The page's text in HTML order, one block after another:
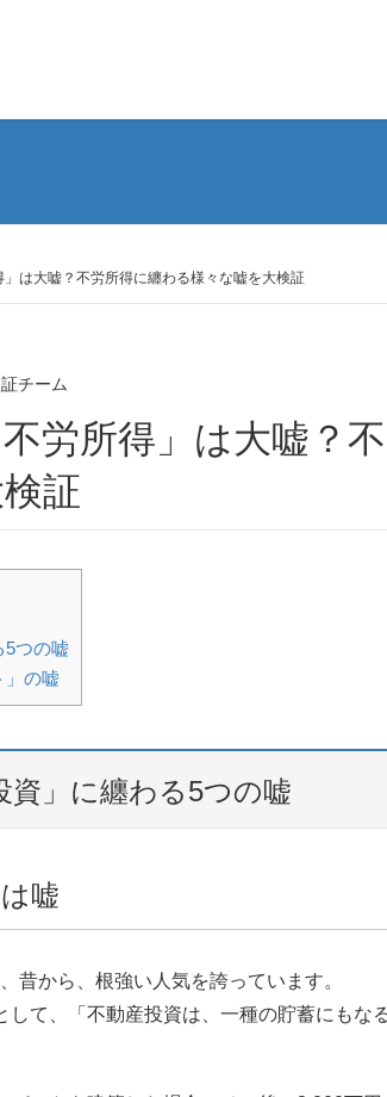
」は大嘘？不労所得に纏わる様々な嘘を大検証
チーム
証
5つの嘘
」の嘘
資」に纏わる5つの嘘
嘘
昔から、根強い人気を誇っています。
て、「不動産投資は、一種の貯蓄にもな